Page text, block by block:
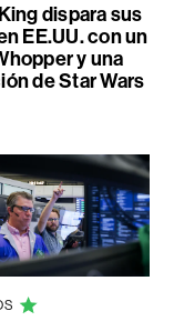
dispara sus
EE.UU. con un
y una
de Star Wars